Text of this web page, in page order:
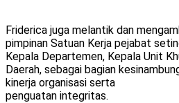
Friderica juga melantik dan
pimpinan Satuan Kerja pejabat
Kepala Departemen, Kepala Unit
Daerah, sebagai bagian
kinerja organisasi serta
penguatan integritas.